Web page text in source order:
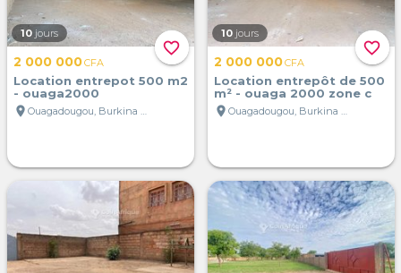
favorite_border
10 jours
2 000 000CFA
Location entrepot 500 m2
- ouaga2000
location_on
Ouagadougou, Burkina Faso
favorite_border
10 jours
2 000 000CFA
Location entrepôt de 500
m² - ouaga 2000 zone c
location_on
Ouagadougou, Burkina Faso